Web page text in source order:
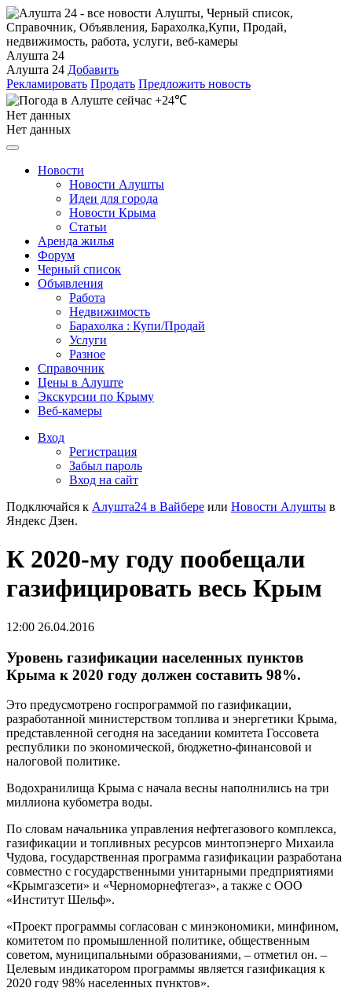
Алушта 24
Алушта 24 Добавить
Рекламировать Продать Предложить новость
+24℃
Нет данных
Нет данных
Новости
Новости Алушты
Идеи для города
Новости Крыма
Статьи
Аренда жилья
Форум
Черный список
Объявления
Работа
Недвижимость
Барахолка : Купи/Продай
Услуги
Разное
Справочник
Цены в Алуште
Экскурсии по Крыму
Веб-камеры
Вход
Регистрация
Забыл пароль
Вход на сайт
Подключайся к Алушта24 в Вайбере или Новости Алушты в
Яндекс Дзен.
К 2020-му году пообещали
газифицировать весь Крым
12:00 26.04.2016
Уровень газификации населенных пунктов
Крыма к 2020 году должен составить 98%.
Это предусмотрено госпрограммой по газификации,
разработанной министерством топлива и энергетики Крыма,
представленной сегодня на заседании комитета Госсовета
республики по экономической, бюджетно-финансовой и
налоговой политике.
Водохранилища Крыма с начала весны наполнились на три
миллиона кубометра воды.
По словам начальника управления нефтегазового комплекса,
газификации и топливных ресурсов минтопэнерго Михаила
Чудова, государственная программа газификации разработана
совместно с государственными унитарными предприятиями
«Крымгазсети» и «Черноморнефтегаз», а также с ООО
«Институт Шельф».
«Проект программы согласован с минэкономики, минфином,
комитетом по промышленной политике, общественным
советом, муниципальными образованиями, – отметил он. –
Целевым индикатором программы является газификация к
2020 году 98% населенных пунктов».